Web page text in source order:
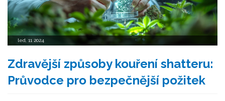
led, 11 2024
Zdravější způsoby kouření shatteru:
Průvodce pro bezpečnější požitek